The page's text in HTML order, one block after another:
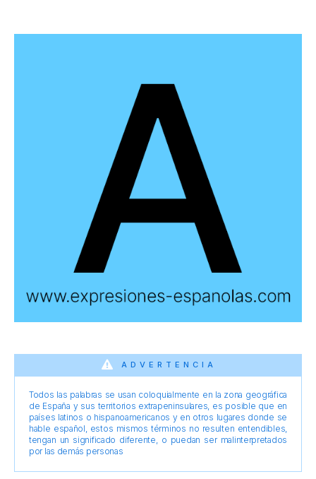
ADVERTENCIA
Todos las palabras se usan coloquialmente en la zona geográfica
de España y sus territorios extrapeninsulares, es posible que en
países latinos o hispanoamericanos y en otros lugares donde se
hable español, estos mismos términos no resulten entendibles,
tengan un significado diferente, o puedan ser malinterpretados
por las demás personas